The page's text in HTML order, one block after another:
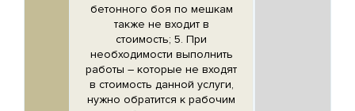
бетонного боя по мешкам
также не входит в
стоимость; 5. При
необходимости выполнить
работы – которые не входят
в стоимость данной услуги,
нужно обратится к рабочим